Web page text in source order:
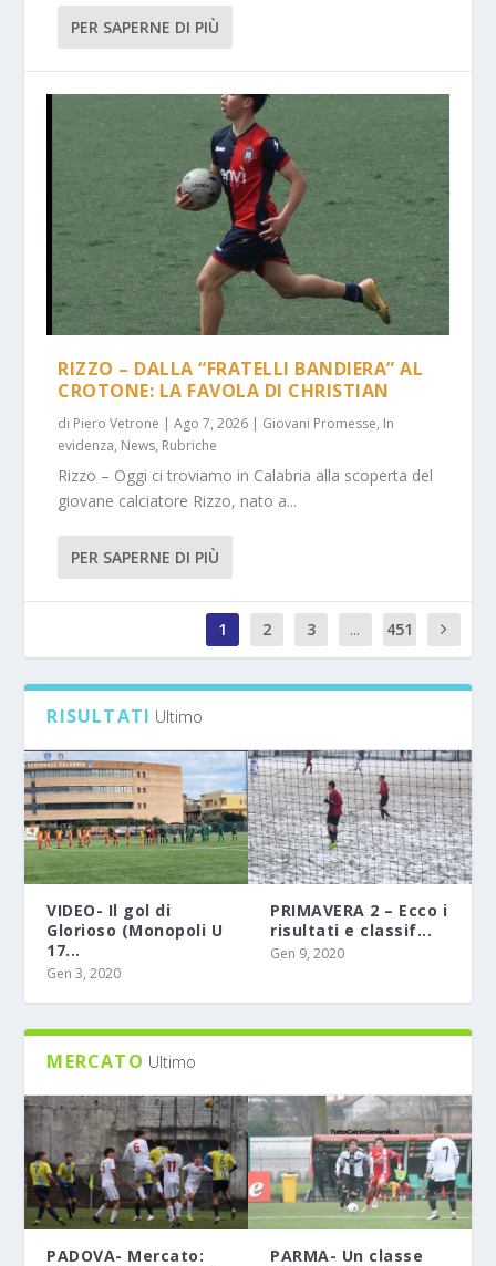
PER SAPERNE DI PIÙ
RIZZO – DALLA “FRATELLI BANDIERA” AL
CROTONE: LA FAVOLA DI CHRISTIAN
di Piero Vetrone |Ago 7, 2026 | Giovani Promesse, In
evidenza, News, Rubriche
Rizzo – Oggi ci troviamo in Calabria alla scoperta del
giovane calciatore Rizzo, nato a...
PER SAPERNE DI PIÙ
1 2 3 ...
451
1
RISULTATI Ultimo
VIDEO- Il gol di
Glorioso (Monopoli U
17...
Gen 3, 2020
PRIMAVERA 2 – Ecco i
risultati e classif...
Gen 9, 2020
MERCATO Ultimo
PADOVA- Mercato:
PARMA- Un classe